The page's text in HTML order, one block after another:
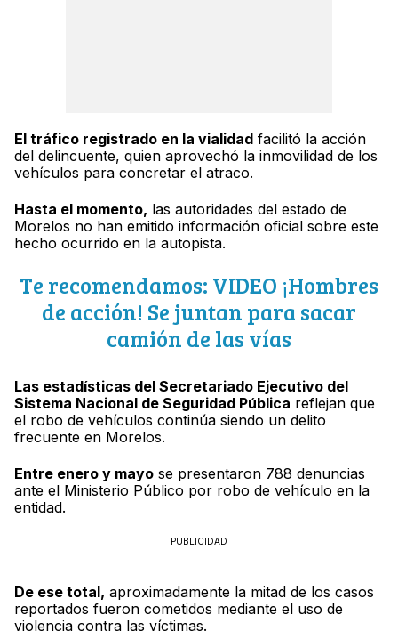
El tráfico registrado en la vialidad facilitó la acción
del delincuente, quien aprovechó la inmovilidad de los
vehículos para concretar el atraco.
Hasta el momento, las autoridades del estado de
Morelos no han emitido información oficial sobre este
hecho ocurrido en la autopista.
Te recomendamos: VIDEO ¡Hombres
de acción! Se juntan para sacar
camión de las vías
Las estadísticas del Secretariado Ejecutivo del
Sistema Nacional de Seguridad Pública reflejan que
el robo de vehículos continúa siendo un delito
frecuente en Morelos.
Entre enero y mayo se presentaron 788 denuncias
ante el Ministerio Público por robo de vehículo en la
entidad.
PUBLICIDAD
De ese total, aproximadamente la mitad de los casos
reportados fueron cometidos mediante el uso de
violencia contra las víctimas.